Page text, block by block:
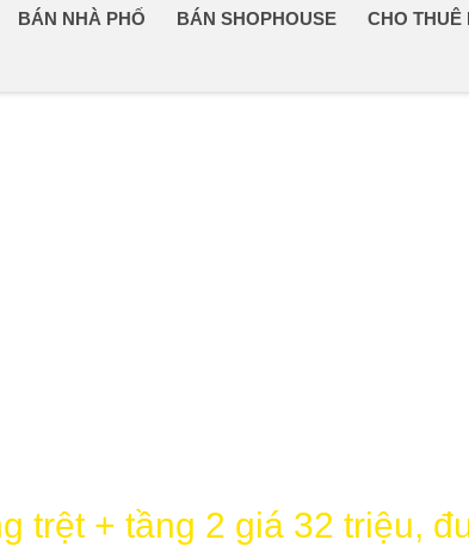
BÁN NHÀ PHỐ BÁN SHOPHOUSE CHO THUÊ
trệt + tầng 2 giá 32 triệu,